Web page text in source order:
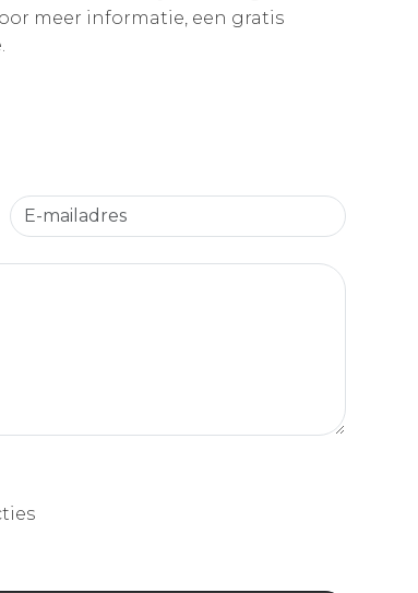
meer informatie, een gratis